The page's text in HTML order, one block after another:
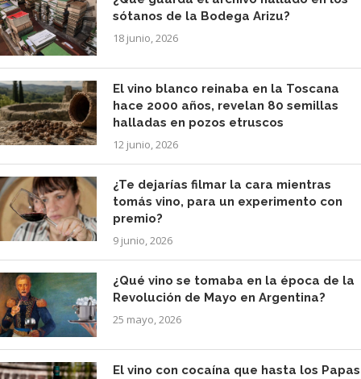
sótanos de la Bodega Arizu?
18 junio, 2026
El vino blanco reinaba en la Toscana
hace 2000 años, revelan 80 semillas
halladas en pozos etruscos
12 junio, 2026
¿Te dejarías filmar la cara mientras
tomás vino, para un experimento con
premio?
9 junio, 2026
¿Qué vino se tomaba en la época de la
Revolución de Mayo en Argentina?
25 mayo, 2026
El vino con cocaína que hasta los Papas